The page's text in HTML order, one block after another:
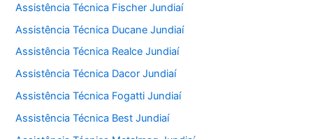
Assistência Técnica Fischer Jundiaí
Assistência Técnica Ducane Jundiaí
Assistência Técnica Realce Jundiaí
Assistência Técnica Dacor Jundiaí
Assistência Técnica Fogatti Jundiaí
Assistência Técnica Best Jundiaí